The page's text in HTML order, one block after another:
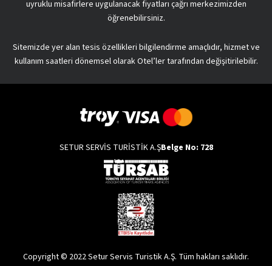
uyruklu misafirlere uygulanacak fiyatları çağrı merkezimizden
öğrenebilirsiniz.
Sitemizde yer alan tesis özellikleri bilgilendirme amaçlıdır, hizmet ve
kullanım saatleri dönemsel olarak Otel’ler tarafından değişitirilebilir.
SETUR SERVİS TURİSTİK A.ŞBelge No: 728
Copyright © 2022 Setur Servis Turistik A.Ş. Tüm hakları saklıdır.